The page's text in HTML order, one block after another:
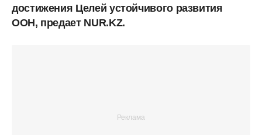
достижения Целей устойчивого развития
ООН, предает NUR.KZ.